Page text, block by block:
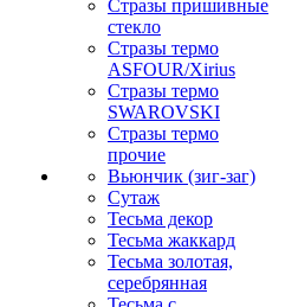
Стразы пришивные
стекло
Стразы термо
ASFOUR/Xirius
Стразы термо
SWAROVSKI
Стразы термо
прочие
Вьюнчик (зиг-заг)
Сутаж
Тесьма декор
Тесьма жаккард
Тесьма золотая,
серебрянная